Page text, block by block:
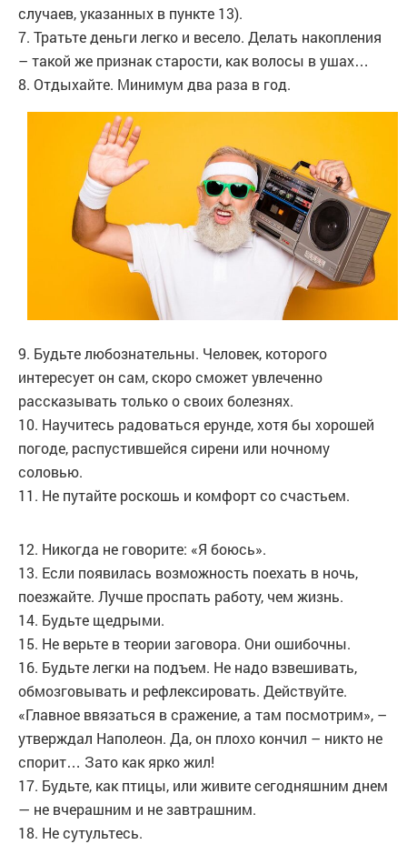
случаев, указанных в пункте 13).
7. Тратьте деньги легко и весело. Делать накопления
– такой же признак старости, как волосы в ушах…
8. Отдыхайте. Минимум два раза в год.
9. Будьте любознательны. Человек, которого
интересует он сам, скоро сможет увлеченно
рассказывать только о своих болезнях.
10. Научитесь радоваться ерунде, хотя бы хорошей
погоде, распустившейся сирени или ночному
соловью.
11. Не путайте роскошь и комфорт со счастьем.
12. Никогда не говорите: «Я боюсь».
13. Если появилась возможность поехать в ночь,
поезжайте. Лучше проспать работу, чем жизнь.
14. Будьте щедрыми.
15. Не верьте в теории заговора. Они ошибочны.
16. Будьте легки на подъем. Не надо взвешивать,
обмозговывать и рефлексировать. Действуйте.
«Главное ввязаться в сражение, а там посмотрим», –
утверждал Наполеон. Да, он плохо кончил – никто не
спорит… Зато как ярко жил!
17. Будьте, как птицы, или живите сегодняшним днем
— не вчерашним и не завтрашним.
18. Не сутультесь.